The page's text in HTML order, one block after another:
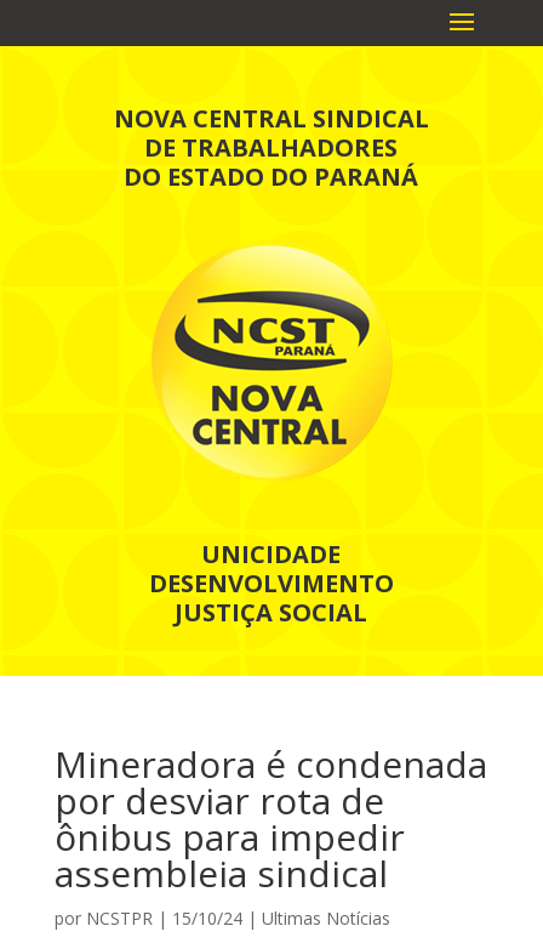
NOVA CENTRAL SINDICAL
DE TRABALHADORES
DO ESTADO DO PARANÁ
UNICIDADE
DESENVOLVIMENTO
JUSTIÇA SOCIAL
Mineradora é condenada
por desviar rota de
ônibus para impedir
assembleia sindical
por NCSTPR| 15/10/24| Ultimas Notícias